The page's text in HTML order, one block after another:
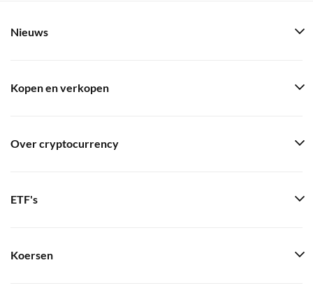
Nieuws
Kopen en verkopen
Over cryptocurrency
ETF's
Koersen